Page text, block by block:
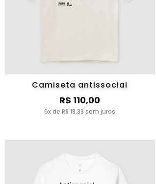
Camiseta antissocial
R$ 110,00
6x de R$ 18,33 sem juros